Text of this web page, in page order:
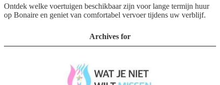
Ontdek welke voertuigen beschikbaar zijn voor lange termijn huur
op Bonaire en geniet van comfortabel vervoer tijdens uw verblijf.
Archives for